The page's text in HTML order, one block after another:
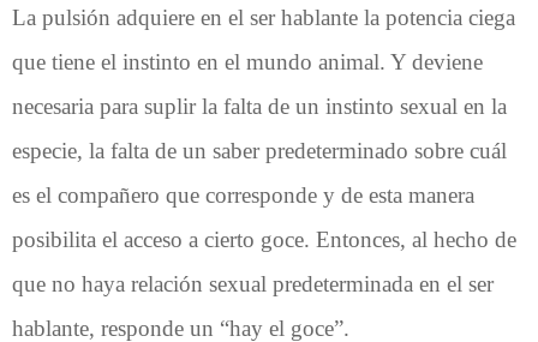
La pulsión adquiere en el ser hablante la potencia ciega
que tiene el instinto en el mundo animal. Y deviene
necesaria para suplir la falta de un instinto sexual en la
especie, la falta de un saber predeterminado sobre cuál
es el compañero que corresponde y de esta manera
posibilita el acceso a cierto goce. Entonces, al hecho de
que no haya relación sexual predeterminada en el ser
hablante, responde un “hay el goce”.